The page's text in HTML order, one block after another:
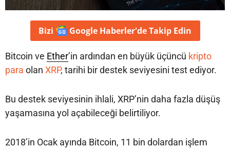
Bizi Google Haberler'deTakip Edin
Bitcoin ve Ether’in ardından en büyük üçüncü kripto
para olan XRP, tarihi bir destek seviyesini test ediyor.
Bu destek seviyesinin ihlali, XRP’nin daha fazla düşüş
yaşamasına yol açabileceği belirtiliyor.
2018’in Ocak ayında Bitcoin, 11 bin dolardan işlem